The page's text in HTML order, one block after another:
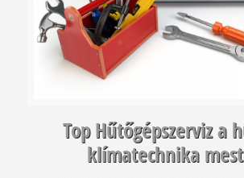
Top Hűtőgépszerviz a
klímatechnika